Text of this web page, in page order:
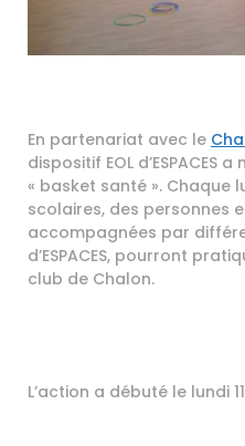
En partenariat avec le
dispositif EOL d’ESPACES
« basket santé ». Chaque
scolaires, des personnes
accompagnées par
d’ESPACES, pourront
club de Chalon.
L’action a débuté le lundi